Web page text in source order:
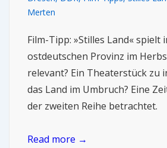
Merten
Film-Tipp: »Stilles Land« spielt
ostdeutschen Provinz im
relevant? Ein Theaterstück zu
das Land im Umbruch? Eine
der zweiten Reihe betrachtet.
Read more →